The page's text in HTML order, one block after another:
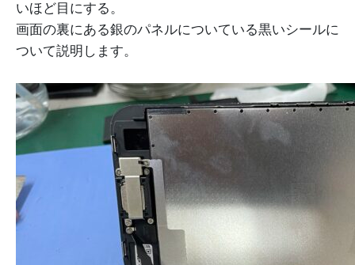
いほど目にする。
画面の裏にある銀のパネルについている黒いシールに
ついて説明します。